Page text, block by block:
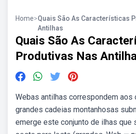
Home>Quais São As Características
Antilhas
Quais São As
Produtivas Nas
Webas antilhas correspondem aos
grandes cadeias montanhosas
emerge este conjunto de ilhas que